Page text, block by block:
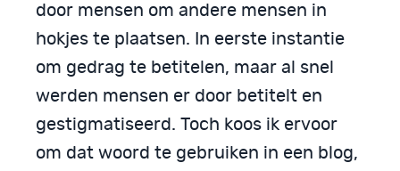
door mensen om andere mensen in
hokjes te plaatsen. In eerste instantie
om gedrag te betitelen, maar al snel
werden mensen er door betitelt en
gestigmatiseerd. Toch koos ik ervoor
om dat woord te gebruiken in een blog,